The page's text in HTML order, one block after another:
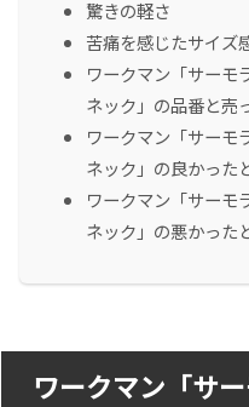
驚きの軽さ
苦痛を感じたサイズ
ワークマン「サーモ
ネック」の品番と売
ワークマン「サーモ
ネック」の良かった
ワークマン「サーモ
ネック」の悪かった
ワークマン「サ